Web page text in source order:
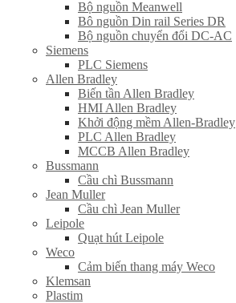
Bộ nguồn Meanwell
Bô nguồn Din rail Series DR
Bộ nguồn chuyển đổi DC-AC
Siemens
PLC Siemens
Allen Bradley
Biến tần Allen Bradley
HMI Allen Bradley
Khởi động mềm Allen-Bradley
PLC Allen Bradley
MCCB Allen Bradley
Bussmann
Cầu chì Bussmann
Jean Muller
Cầu chì Jean Muller
Leipole
Quạt hút Leipole
Weco
Cảm biến thang máy Weco
Klemsan
Plastim